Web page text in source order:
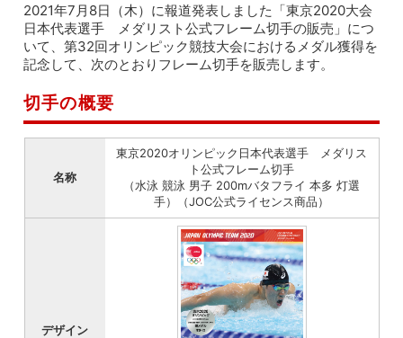
2021年7月8日（木）に報道発表しました「東京2020大会
日本代表選手 メダリスト公式フレーム切手の販売」につ
いて、第32回オリンピック競技大会におけるメダル獲得を
記念して、次のとおりフレーム切手を販売します。
切手の概要
名称
東京2020オリンピック日本代表選手 メダリス
ト公式フレーム切手
（水泳 競泳 男子 200mバタフライ 本多 灯選
手）（JOC公式ライセンス商品）
デザイン